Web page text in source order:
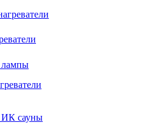
лампы
ИК сауны